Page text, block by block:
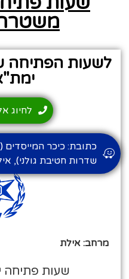
משטרה
לשעות
מרחב: אילת
שעות פתיחה יום
לחיוג
כתובת: כיכר המייסדים
שדרות חטיבת גולני),